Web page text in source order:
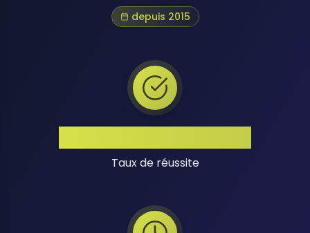
depuis 2015
Taux de réussite